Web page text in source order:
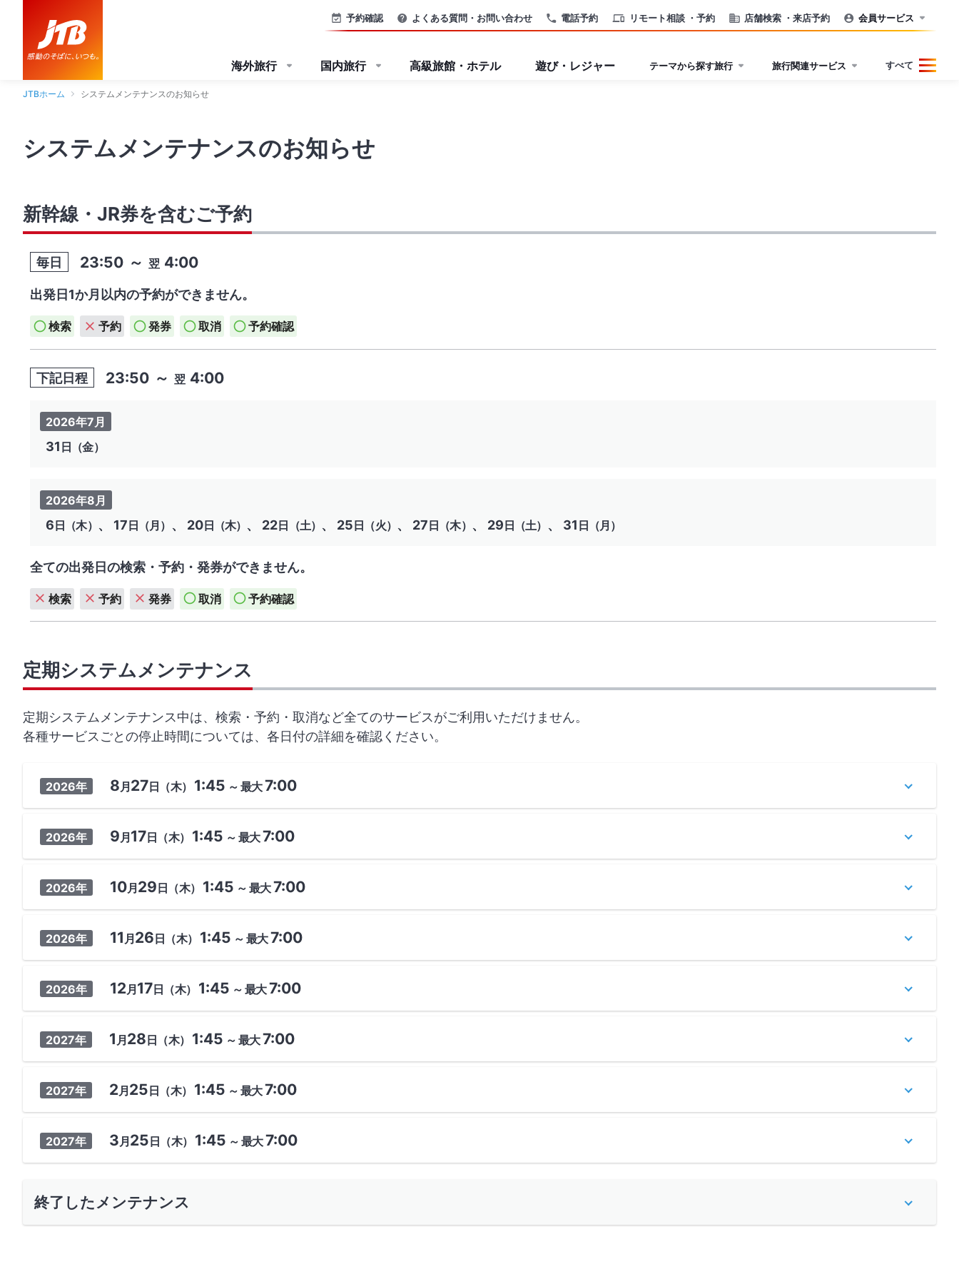
電話予約 リモート相談 ・予約 店舗検索 ・来店予約
予約確認 よくある質問・お問い合わせ 会員サービス
海外旅行 国内旅行 高級旅館・ホテル 遊び・レジャー テーマから探す旅行 旅行関連サービス すべて
JTBホーム システムメンテナンスのお知らせ
システムメンテナンスのお知らせ
新幹線・JR券を含むご予約
毎日 23:50 ～ 翌 4:00
出発日1か月以内の予約ができません。
検索 予約 発券 取消 予約確認
下記日程 23:50 ～ 翌 4:00
2026年7月
31 日（金）
2026年8月
6日（木） 、 17日（月） 、 20日（木） 、 22日（土） 、 25日（火） 、 27日（木） 、 29日（土） 、 31 日（月）
全ての出発日の検索・予約・発券ができません。
検索 予約 発券 取消 予約確認
定期システムメンテナンス
定期システムメンテナンス中は、検索・予約・取消など全てのサービスがご利用いただけません。
各種サービスごとの停止時間については、各日付の詳細を確認ください。
2026年 8月 27日 （木） 1:45 ～ 最大7:00
2026年 9月 17日 （木） 1:45 ～ 最大7:00
2026年 10月 29 日 （木） 1:45 ～ 最大7:00
2026年 11 月 26 日 （木） 1:45 ～ 最大7:00
2026年 12月 17日 （木） 1:45 ～ 最大7:00
2027年 1 月 28 日 （木） 1:45 ～ 最大7:00
2027年 2月 25 日 （木） 1:45 ～ 最大7:00
2027年 3月 25 日 （木） 1:45 ～ 最大7:00
終了したメンテナンス